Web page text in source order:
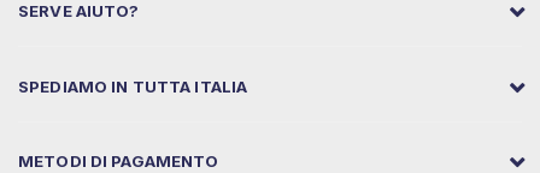
SERVE AIUTO?
SPEDIAMO IN TUTTA ITALIA
METODI DI PAGAMENTO